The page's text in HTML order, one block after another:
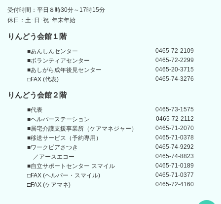
受付時間：平日８時30分～17時15分
休日：土･日･祝･年末年始
りんどう会館１階
■あんしんセンター
0465-72-2109
■ボランティアセンター
0465-72-2299
■あしがら成年後見センター
0465-20-3715
□FAX (代表)
0465-74-3276
りんどう会館 ２階
■代表
0465-73-1575
■ヘルパーステーション
0465-72-2112
■居宅介護支援事業所 （ケアマネジャー）
0465-71-2070
■移送サービス（予約専用）
0465-71-0378
■ワークピアさつき
0465-74-9292
／アースエコー
0465-74-8823
■自立サポートセンター スマイル
0465-71-0189
□FAX (ヘルパー・スマイル)
0465-71-0377
□FAX (ケアマネ)
0465-72-4160